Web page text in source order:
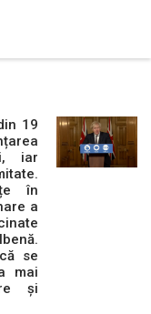
19
iar
în
a
se
mai
și